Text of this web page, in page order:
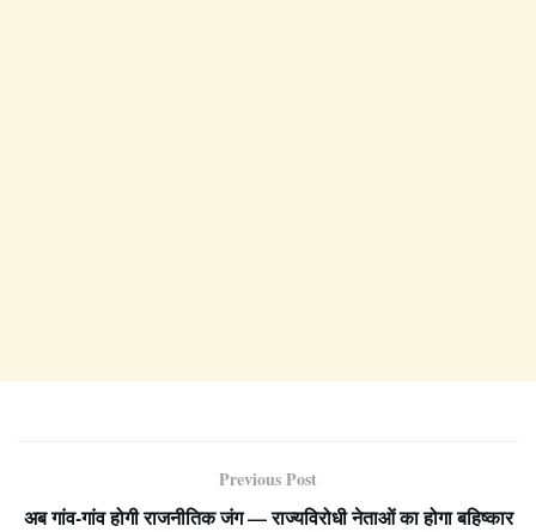
Previous Post
अब गांव-गांव होगी राजनीतिक जंग — राज्यविरोधी नेताओं का होगा बहिष्कार